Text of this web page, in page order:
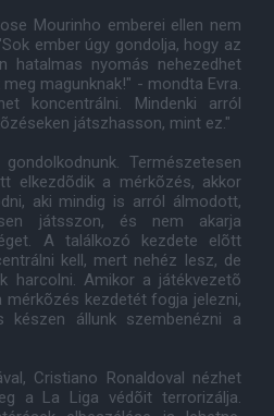
Mourinho emberei ellen nem
ember úgy gondolja, hogy az
hatalmas nyomás nehezedhet
magunknak!" - mondta Evra.
koncentrálni. Mindenki arról
játszhasson, mint ez."
Természetesen
elkezdõdik a mérkõzés, akkor
aki mindig is arról álmodott,
játsszon, és nem akarja
A találkozó kezdete elõtt
kell, mert nehéz lesz, de
harcolni. Amikor a játékvezetõ
mérkõzés kezdetét fogja jelezni,
állunk szembenézni a
Cristiano Ronaldoval nézhet
a La Liga védõit terrorizálja.